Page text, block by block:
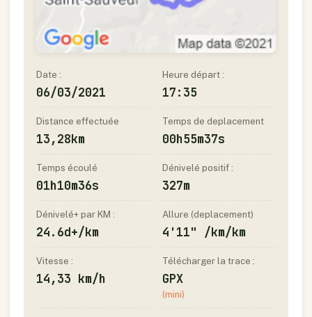
Date :
06/03/2021
Heure départ :
17:35
Distance effectuée
13,28km
Temps de deplacement
00h55m37s
Temps écoulé
01h10m36s
Dénivelé positif :
327m
Dénivelé+ par KM :
24.6d+/km
Allure (deplacement)
4'11" /km/km
Vitesse :
14,33 km/h
Télécharger la trace :
GPX
(mini)